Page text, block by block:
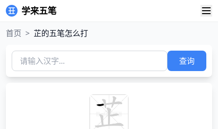
学来五笔
首页 > 芷的五笔怎么打
查询